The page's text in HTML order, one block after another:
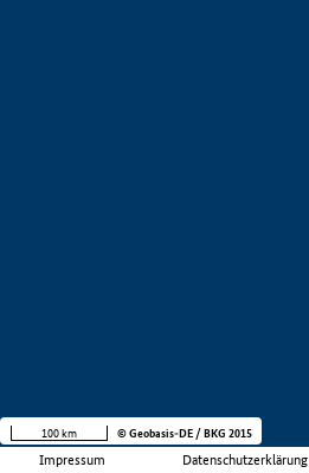
Impressum Datenschutzerklärung
100 km © Geobasis-DE / BKG 2015